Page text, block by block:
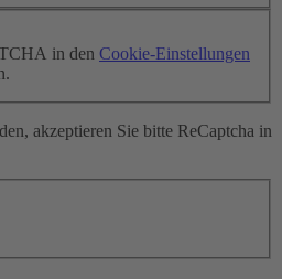
in den Cookie-Einstellungen
akzeptieren Sie bitte ReCaptcha in